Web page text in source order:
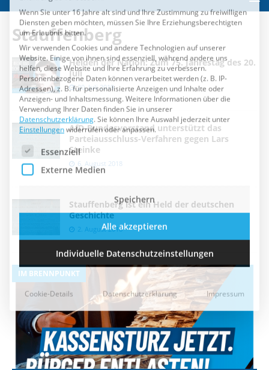
Stauffenberg
Helden der Nation: Zum 75. Jahrestag des 20.
Juli
20. Juli 2019
AfD-Bundesvorstand unterstützt das
Parteiausschluss-Verfahren gegen Lars
Steinke
6. August 2018
Stauffenberg ist ein Held der deutschen
Geschichte
2. August 2018
IM BRENNPUNKT
Essenziell
Externe Medien
Speichern
Alle akzeptieren
Individuelle Datenschutzeinstellungen
Cookie-Details